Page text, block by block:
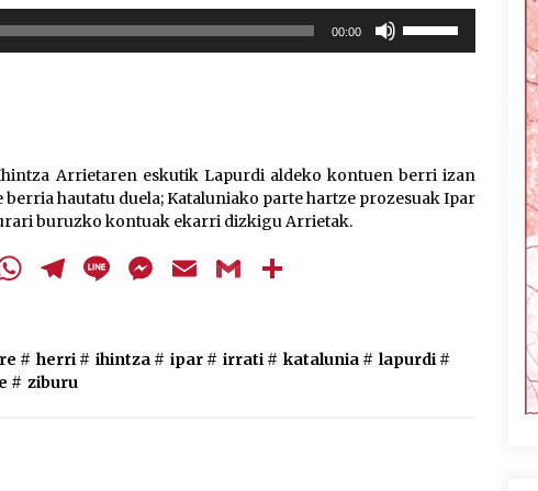
Arrosa sareko IX. topaketak!
2021/07/01
00:00
jaisteko.
Arrietaren eskutik Lapurdi aldeko kontuen berri izan
hautatu duela; Kataluniako parte hartze prozesuak Ipar
buruzko kontuak ekarri dizkigu Arrietak.
WhatsApp
Telegram
LineMessenger
EmailGmail
# herri # ihintza # ipar # irrati # katalunia # lapurdi #
# ziburu